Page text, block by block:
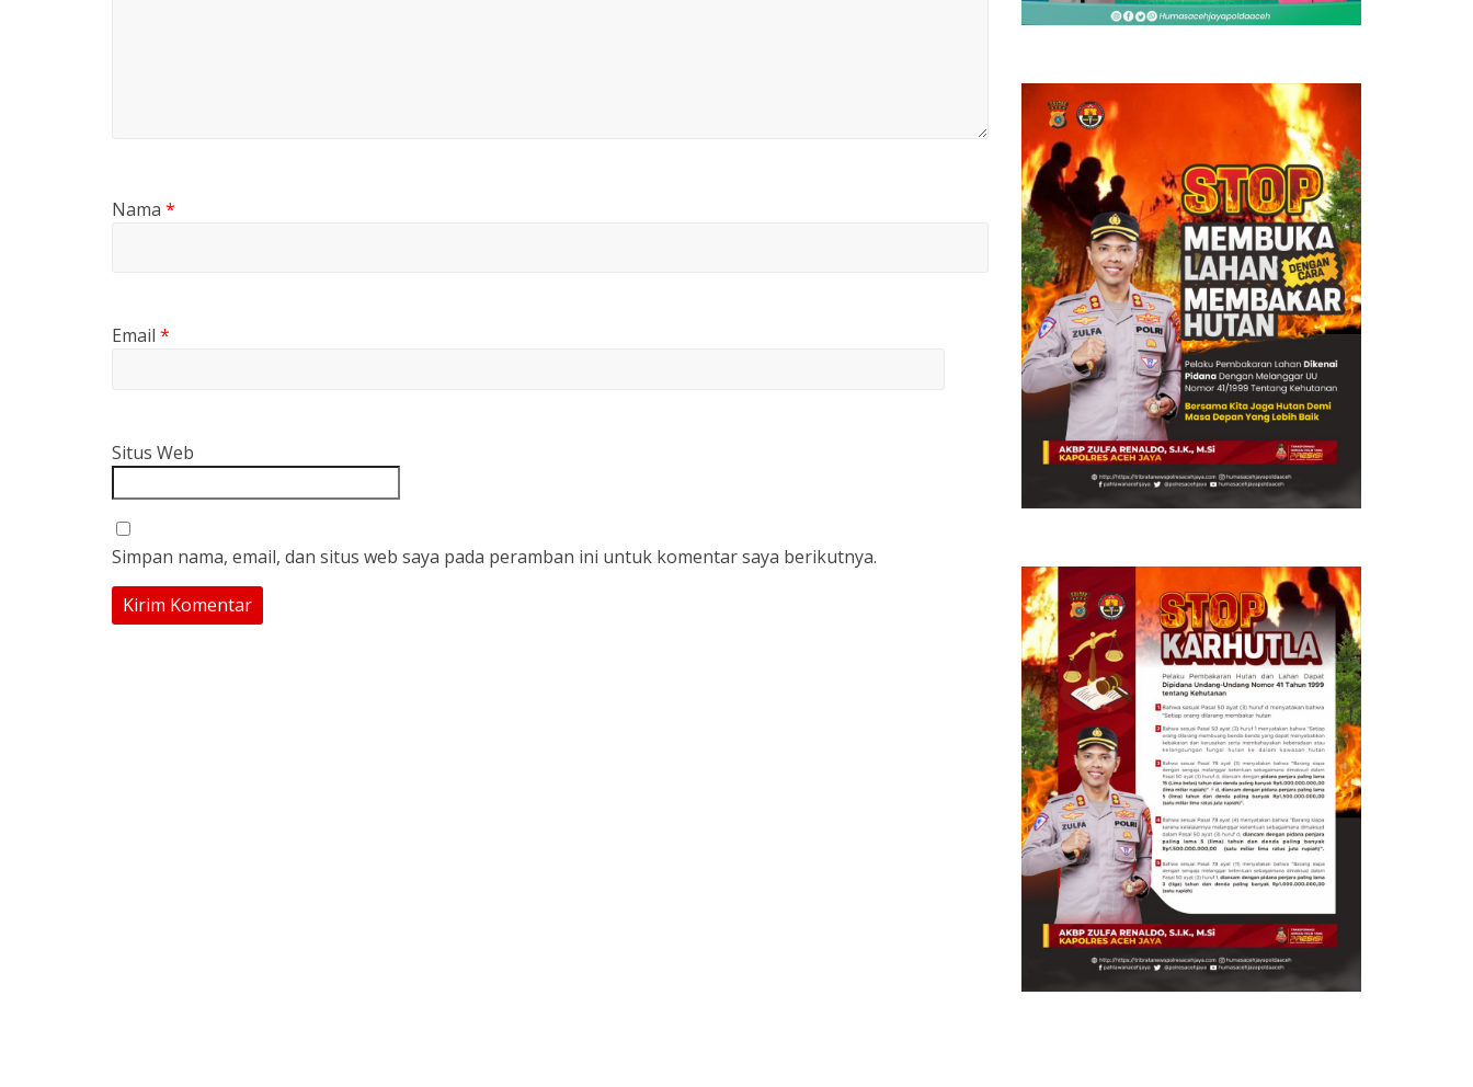
Nama *
Email *
Situs Web
Simpan nama, email, dan situs web saya pada peramban ini untuk komentar saya berikutnya.